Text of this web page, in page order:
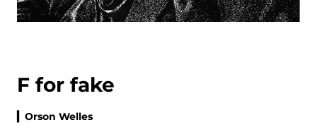
F for fake
▎Orson Welles